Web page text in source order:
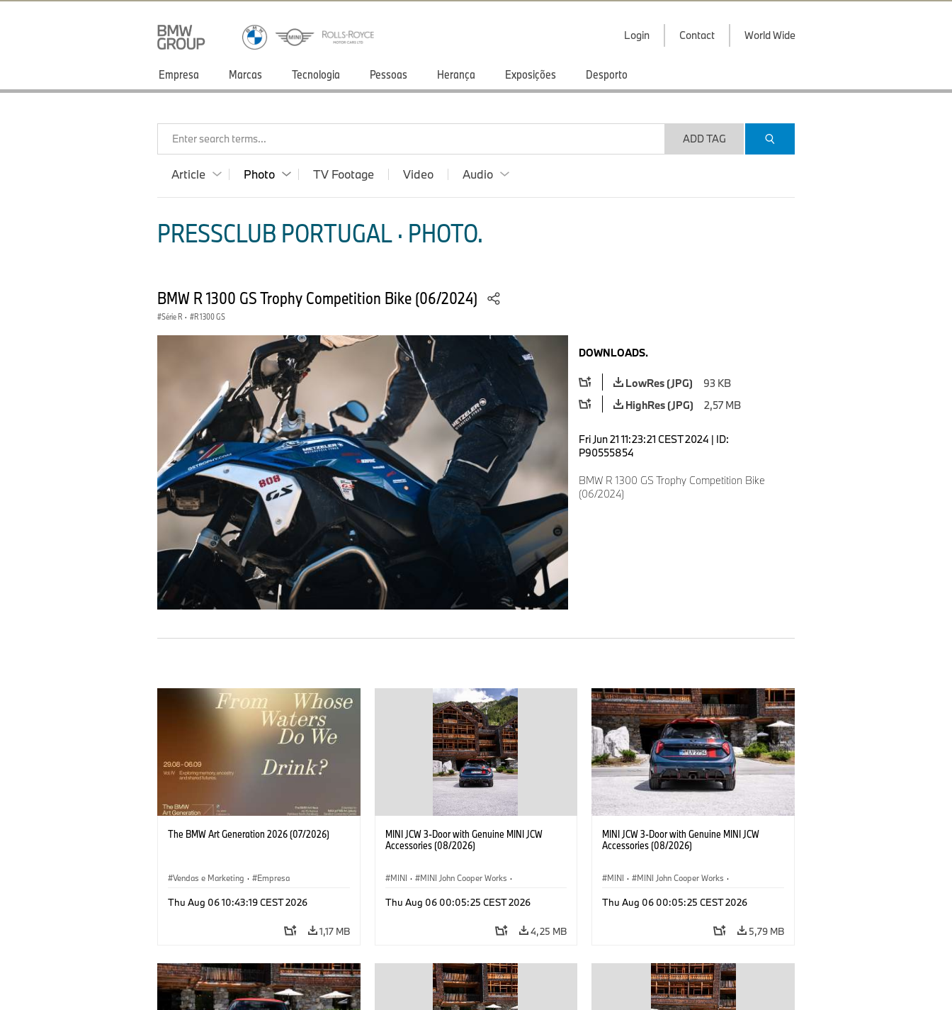
Login Contact World Wide
Empresa Marcas Tecnologia Pessoas Herança Exposições Desporto
Enter search terms... ADD TAG
Article Photo TV Footage Video Audio
PRESSCLUB PORTUGAL · PHOTO.
BMW R 1300 GS Trophy Competition Bike (06/2024)
Série R · R 1300 GS
DOWNLOADS.
LowRes (JPG)
93 KB
HighRes (JPG)
2,57 MB
Fri Jun 21 11:23:21 CEST 2024 | ID:
P90555854
BMW R 1300 GS Trophy Competition Bike
(06/2024)
The BMW Art Generation 2026 (07/2026)
Vendas e Marketing · Empresa
Thu Aug 06 10:43:19 CEST 2026
1,17 MB
MINI JCW 3-Door with Genuine MINI JCW
Accessories (08/2026)
MINI · MINI John Cooper Works ·
Extras Opcionais, Acessórios
Thu Aug 06 00:05:25 CEST 2026
4,25 MB
MINI JCW 3-Door with Genuine MINI JCW
Accessories (08/2026)
MINI · MINI John Cooper Works ·
Extras Opcionais, Acessórios
Thu Aug 06 00:05:25 CEST 2026
5,79 MB